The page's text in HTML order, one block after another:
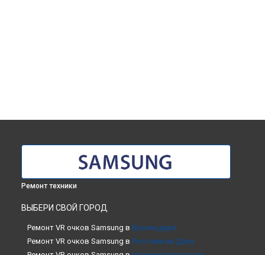
Ремонт техники
ВЫБЕРИ СВОЙ ГОРОД
Ремонт VR очков Samsung в Краснодаре
Ремонт VR очков Samsung в Ростове-на-Дону